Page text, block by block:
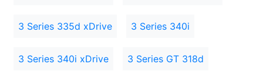
3 Series 335d xDrive 3 Series 340i
3 Series 340i xDrive 3 Series GT 318d